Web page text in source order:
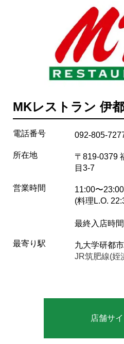
MKレストラン 伊
電話番号 092-805-
所在地
〒819-0379
目3-7
営業時間
11:00〜23:00
(料理L.O.
最終入店時
最寄り駅
九大学研都
JR筑肥線(姪
店舗サ